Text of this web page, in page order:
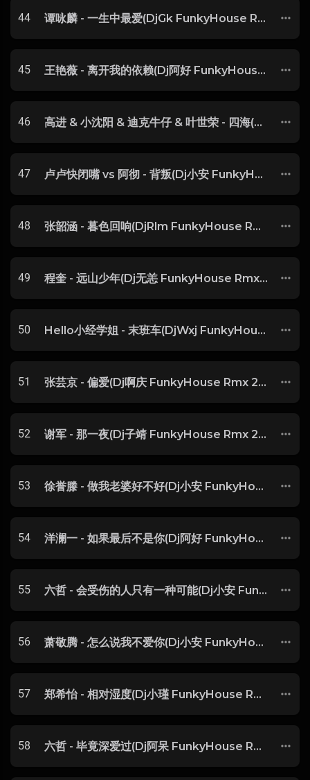
44 谭咏麟 - 一生中最爱(DjGk FunkyHouse Rmx 2025 粤语) -
45 王艳薇 - 离开我的依赖(Dj阿好 FunkyHouse Rmx 2025) -
46 高进 & 小沈阳 & 迪克牛仔 & 叶世荣 - 四海(Dj花香 FunkyHouse Rmx 2025)
47 卢卢快闭嘴 vs 阿彻 - 背叛(Dj小安 FunkyHouse Rmx 2025) -
48 张韶涵 - 暮色回响(DjRlm FunkyHouse Rmx 2025) -
49 程奎 - 远山少年(Dj无恙 FunkyHouse Rmx 2025)
50 Hello小经学姐 - 末班车(DjWxj FunkyHouse Rmx 2025) -
51 张芸京 - 偏爱(Dj啊庆 FunkyHouse Rmx 2025) -
52 谢军 - 那一夜(Dj子靖 FunkyHouse Rmx 2025) -
53 徐誉滕 - 做我老婆好不好(Dj小安 FunkyHouse Rmx 2025) -
54 洋澜一 - 如果最后不是你(Dj阿好 FunkyHouse Rmx 2025) -
55 六哲 - 会受伤的人只有一种可能(Dj小安 FunkyHouse Rmx 2025) -
56 萧敬腾 - 怎么说我不爱你(Dj小安 FunkyHouse Rmx 2025) -
57 郑希怡 - 相对湿度(Dj小瑾 FunkyHouse Rmx 2025 粤语) -
58 六哲 - 毕竟深爱过(Dj阿呆 FunkyHouse Rmx 2025) -